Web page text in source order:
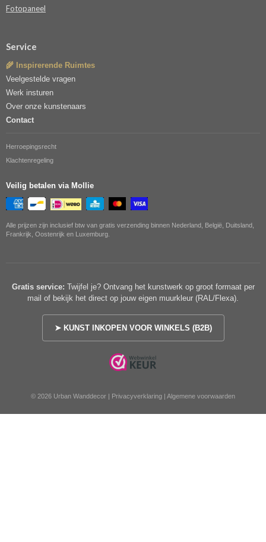
Fotopaneel
Service
🌾 Inspirerende Ruimtes
Veelgestelde vragen
Werk insturen
Over onze kunstenaars
Contact
Herroepingsrecht
Klachtenregeling
Veilig betalen via Mollie
Alle prijzen zijn inclusief btw van gratis verzending binnen Nederland, België, Duitsland,
Frankrijk, Oostenrijk en Luxemburg.
Gratis service: Twijfel je? Ontvang het kunstwerk op groot formaat per
mail of bekijk het direct op jouw eigen muurkleur (RAL/Flexa).
➤ KUNST INKOPEN VOOR WINKELS (B2B)
© 2026 Urban Wanddecor | Privacyverklaring | Algemene voorwaarden